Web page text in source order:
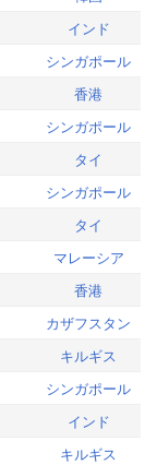
インド
シンガポール
香港
シンガポール
タイ
シンガポール
タイ
マレーシア
香港
カザフスタン
キルギス
シンガポール
インド
キルギス